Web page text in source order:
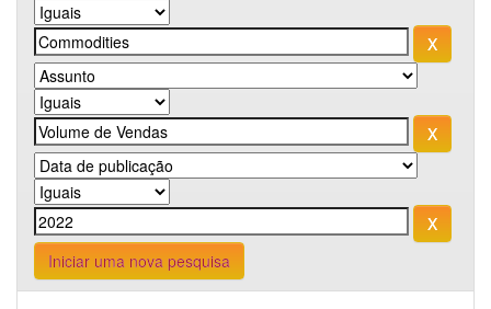
Iniciar uma nova pesquisa